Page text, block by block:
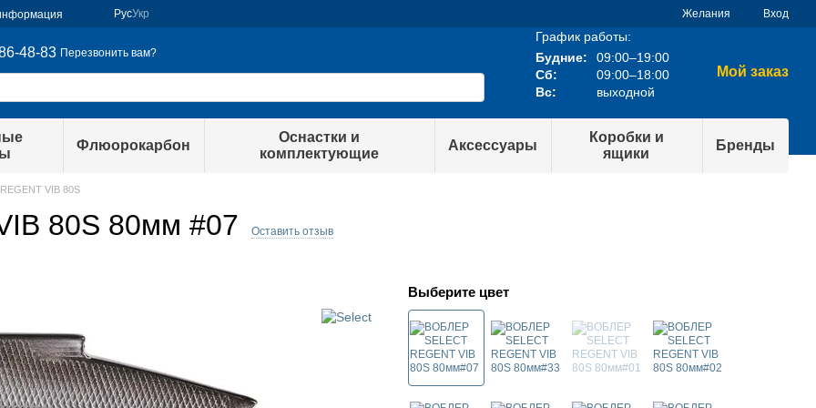
РусУкр Желания Вход
48-83 Перезвонить вам?
График работы:
Будние:
09:00–19:00
Сб:
09:00–18:00
Вс:
выходной
Мой заказ
Флюорокарбон
Оснастки и
комплектующие
Аксессуары
Коробки и
ящики
Бренды
VIB 80S
80S 80мм #07 Оставить отзыв
Выберите цвет